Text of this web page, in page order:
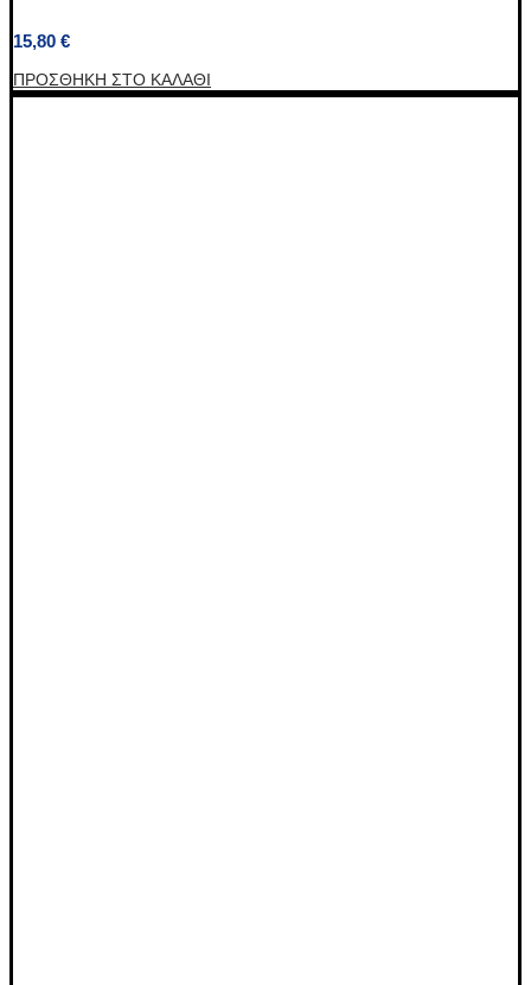
15,80 €
ΠΡΟΣΘΉΚΗ ΣΤΟ ΚΑΛΆΘΙ